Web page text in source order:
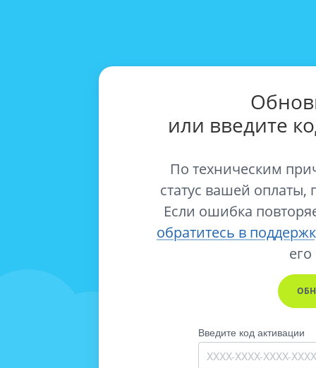
или введите
По техническим
статус вашей оплаты,
Если ошибка
обратитесь в
его
Введите код активации